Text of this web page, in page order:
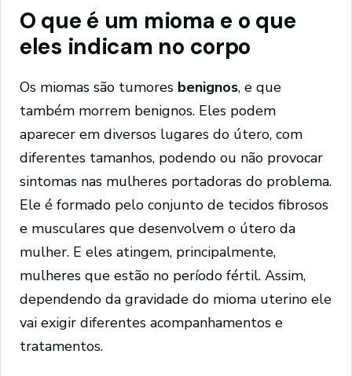
O que é um mioma e o que
eles indicam no corpo
Os miomas são tumores benignos, e que
também morrem benignos. Eles podem
aparecer em diversos lugares do útero, com
diferentes tamanhos, podendo ou não provocar
sintomas nas mulheres portadoras do problema.
Ele é formado pelo conjunto de tecidos fibrosos
e musculares que desenvolvem o útero da
mulher. E eles atingem, principalmente,
mulheres que estão no período fértil. Assim,
dependendo da gravidade do mioma uterino ele
vai exigir diferentes acompanhamentos e
tratamentos.